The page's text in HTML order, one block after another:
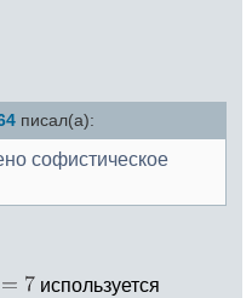
писал(а):
софистическое
используется